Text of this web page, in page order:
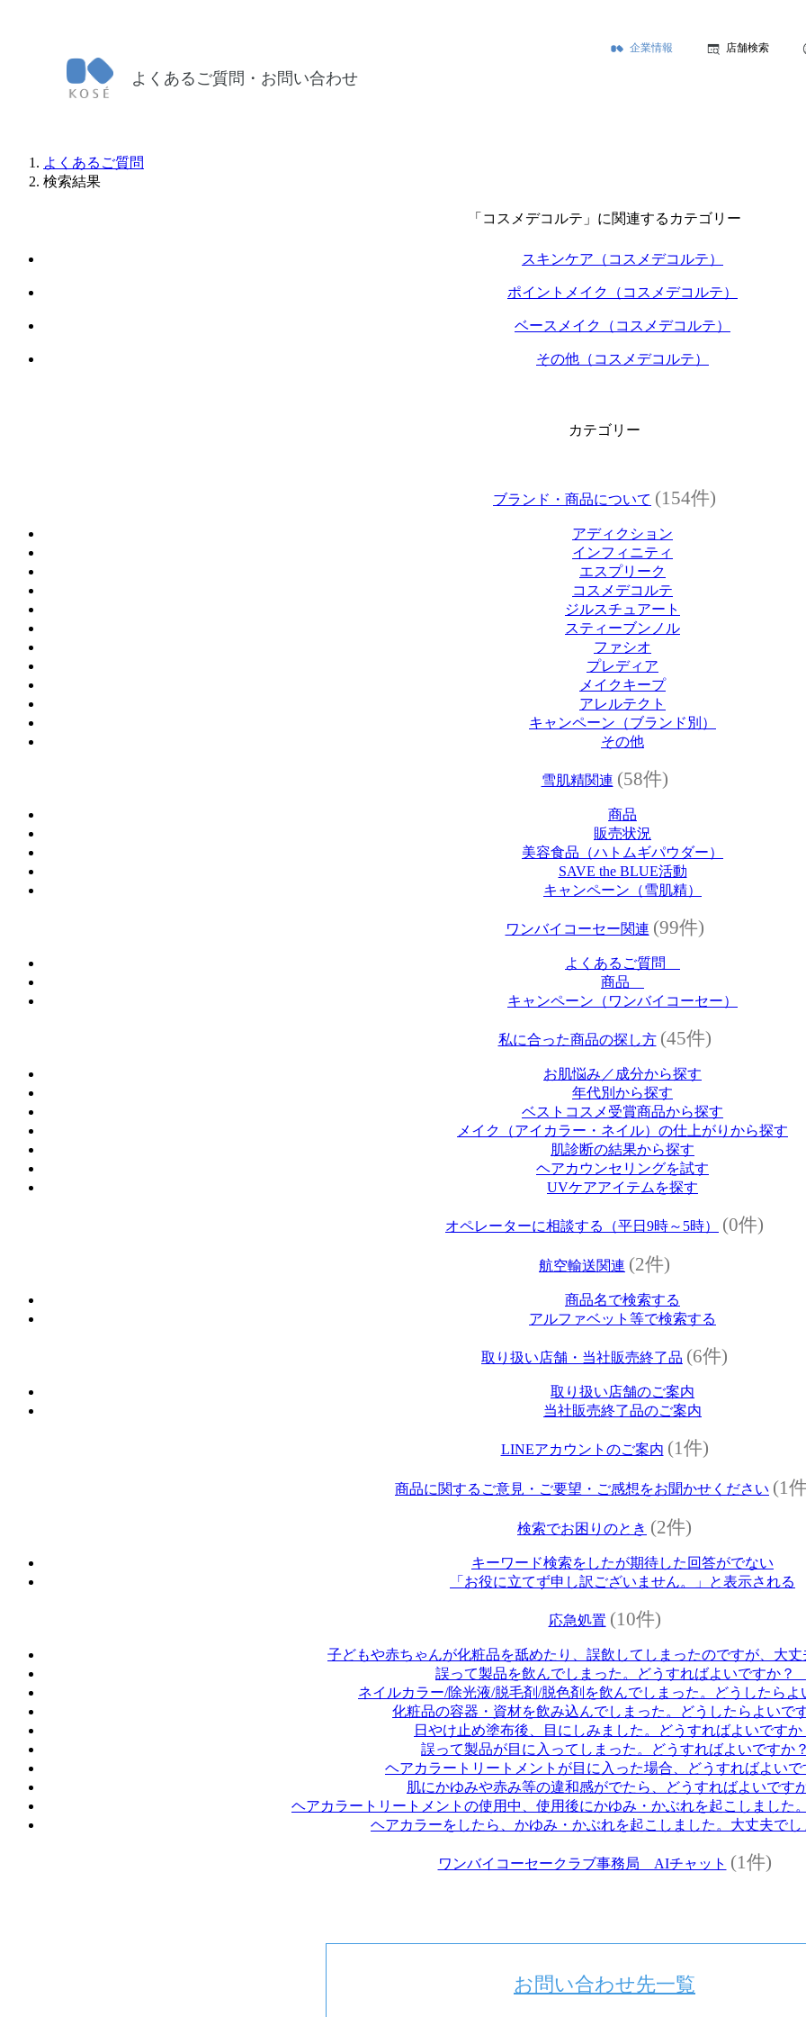
よくあるご質問・お問い合わせ
企業情報 店舗検索
よくあるご質問
検索結果
「コスメデコルテ」に関連するカテゴリー
スキンケア（コスメデコルテ）
ポイントメイク（コスメデコルテ）
ベースメイク（コスメデコルテ）
その他（コスメデコルテ）
カテゴリー
ブランド・商品について (154件)
アディクション
インフィニティ
エスプリーク
コスメデコルテ
ジルスチュアート
スティーブンノル
ファシオ
プレディア
メイクキープ
アレルテクト
キャンペーン（ブランド別）
その他
雪肌精関連 (58件)
商品
販売状況
美容食品（ハトムギパウダー）
SAVE the BLUE活動
キャンペーン（雪肌精）
ワンバイコーセー関連 (99件)
よくあるご質問
商品
キャンペーン（ワンバイコーセー）
私に合った商品の探し方 (45件)
お肌悩み／成分から探す
年代別から探す
ベストコスメ受賞商品から探す
メイク（アイカラー・ネイル）の仕上がりから探す
肌診断の結果から探す
ヘアカウンセリングを試す
UVケアアイテムを探す
オペレーターに相談する（平日9時～5時） (0件)
航空輸送関連 (2件)
商品名で検索する
アルファベット等で検索する
取り扱い店舗・当社販売終了品 (6件)
取り扱い店舗のご案内
当社販売終了品のご案内
LINEアカウントのご案内 (1件)
商品に関するご意見・ご要望・ご感想をお聞かせください (1
検索でお困りのとき (2件)
キーワード検索をしたが期待した回答がでない
「お役に立てず申し訳ございません。」と表示される
応急処置 (10件)
子どもや赤ちゃんが化粧品を舐めたり、誤飲してしまったのですが、大
誤って製品を飲んでしまった。どうすればよいですか
ネイルカラー/除光液/脱毛剤/脱色剤を飲んでしまった。どうしたら
化粧品の容器・資材を飲み込んでしまった。どうしたらよい
日やけ止め塗布後、目にしみました。どうすればよいです
誤って製品が目に入ってしまった。どうすればよいです
ヘアカラートリートメントが目に入った場合、どうすればよい
肌にかゆみや赤み等の違和感がでたら、どうすればよいで
ヘアカラートリートメントの使用中、使用後にかゆみ・かぶれを起こしまし
ヘアカラーをしたら、かゆみ・かぶれを起こしました。大丈夫で
ワンバイコーセークラブ事務局 AIチャット (1件)
お問い合わせ先一覧